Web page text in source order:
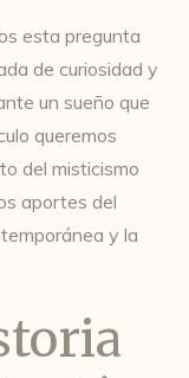
esta pregunta
de curiosidad y
un sueño que
queremos
del misticismo
aportes del
y la